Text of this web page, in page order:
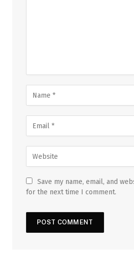
Save my name, email, and
for the next time I comment.